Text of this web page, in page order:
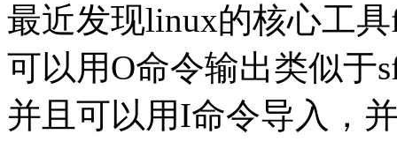
最近发现linux的核心工
可以用O命令输出类似于
并且可以用I命令导入，